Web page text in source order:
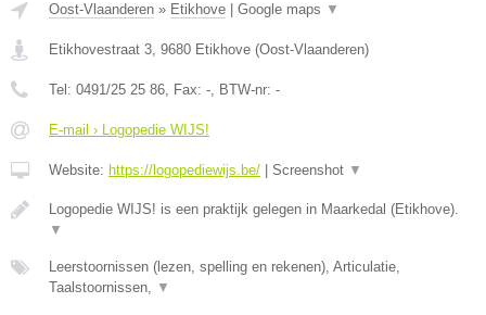
Oost-Vlaanderen » Etikhove Google maps ▼
Etikhovestraat 3, 9680 Etikhove (Oost-Vlaanderen)
Tel: 0491/25 25 86, Fax: -, BTW-nr: -
E-mail › Logopedie WIJS!
Website: https://logopediewijs.be/ Screenshot ▼
Logopedie WIJS! is een praktijk gelegen in Maarkedal (Etikhove).
▼
Leerstoornissen (lezen, spelling en rekenen), Articulatie,
Taalstoornissen, ▼